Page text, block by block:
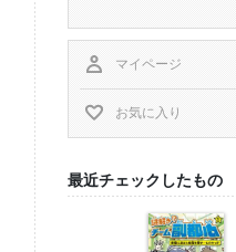
マイページ
お気に入り
最近チェックしたもの